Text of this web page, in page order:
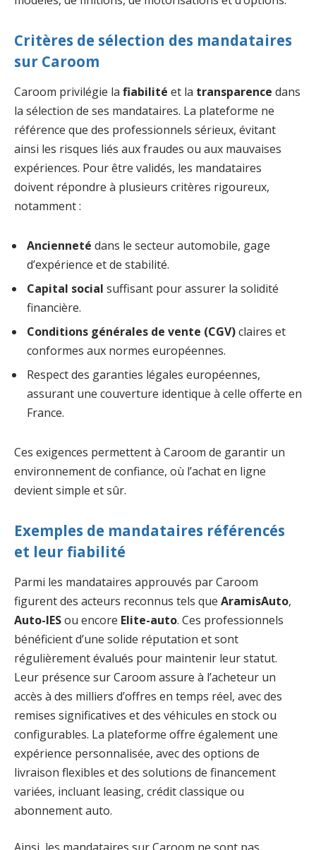
Critères de sélection des mandataires
sur Caroom
Caroom privilégie la fiabilité et la transparence dans
la sélection de ses mandataires. La plateforme ne
référence que des professionnels sérieux, évitant
ainsi les risques liés aux fraudes ou aux mauvaises
expériences. Pour être validés, les mandataires
doivent répondre à plusieurs critères rigoureux,
notamment :
Ancienneté dans le secteur automobile, gage
d’expérience et de stabilité.
Capital social suffisant pour assurer la solidité
financière.
Conditions générales de vente (CGV)claires et
conformes aux normes européennes.
Respect des garanties légales européennes,
assurant une couverture identique à celle offerte en
France.
Ces exigences permettent à Caroom de garantir un
environnement de confiance, où l’achat en ligne
devient simple et sûr.
Exemples de mandataires référencés
et leur fiabilité
Parmi les mandataires approuvés par Caroom
figurent des acteurs reconnus tels que AramisAuto,
Auto-IESou encore Elite-auto. Ces professionnels
bénéficient d’une solide réputation et sont
régulièrement évalués pour maintenir leur statut.
Leur présence sur Caroom assure à l’acheteur un
accès à des milliers d’offres en temps réel, avec des
remises significatives et des véhicules en stock ou
configurables. La plateforme offre également une
expérience personnalisée, avec des options de
livraison flexibles et des solutions de financement
variées, incluant leasing, crédit classique ou
abonnement auto.
Ainsi, les mandataires sur Caroom ne sont pas